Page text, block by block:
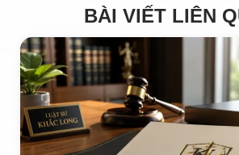
BÀI VIẾT LIÊN